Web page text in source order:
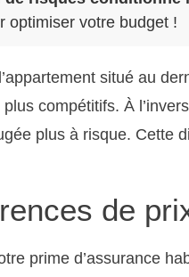
optimiser votre budget !
situé au
compétitifs. À
plus à risque. Cette
de
prime d’assurance